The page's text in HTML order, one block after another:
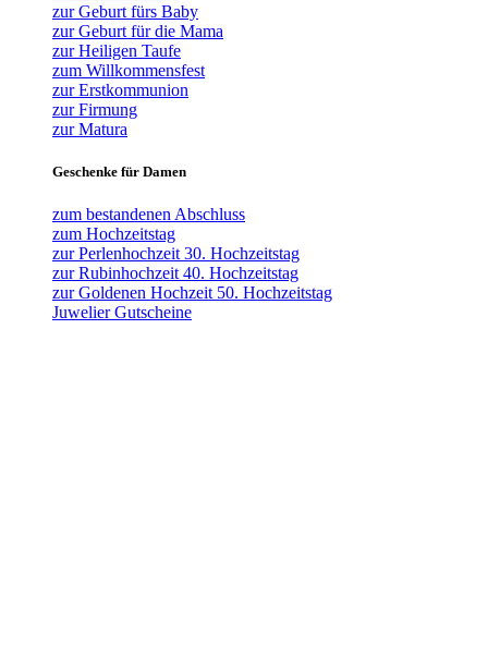
zur Geburt fürs Baby
zur Geburt für die Mama
zur Heiligen Taufe
zum Willkommensfest
zur Erstkommunion
zur Firmung
zur Matura
Geschenke für Damen
zum bestandenen Abschluss
zum Hochzeitstag
zur Perlenhochzeit 30. Hochzeitstag
zur Rubinhochzeit 40. Hochzeitstag
zur Goldenen Hochzeit 50. Hochzeitstag
Juwelier Gutscheine